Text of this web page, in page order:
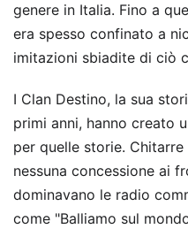
genere in Italia. Fino a
era spesso confinato a
imitazioni sbiadite di ciò
I Clan Destino, la sua
primi anni, hanno creato
per quelle storie.
nessuna concessione ai
dominavano le radio
come "Balliamo sul